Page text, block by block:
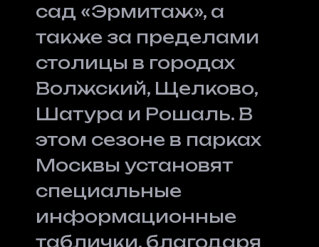
сад «Эрмитаж», а
также за пределами
столицы в городах
Волжский, Щелково,
Шатура и Рошаль. В
этом сезоне в парках
Москвы установят
специальные
информационные
таблички, благодаря